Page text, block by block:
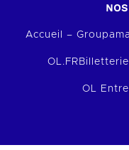
Accueil –
OL.FR Billetterie
OL